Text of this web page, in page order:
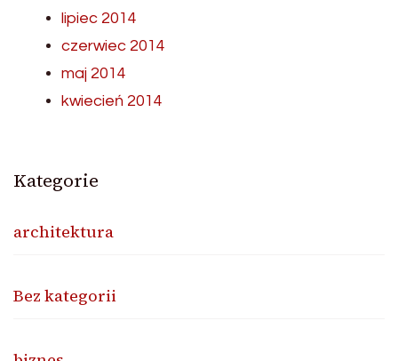
lipiec 2014
czerwiec 2014
maj 2014
kwiecień 2014
Kategorie
architektura
Bez kategorii